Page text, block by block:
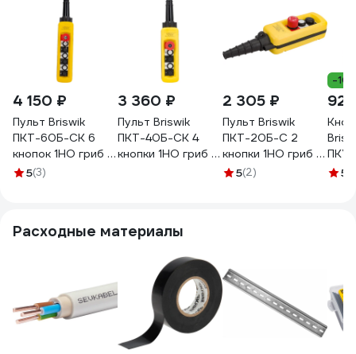
4 150 ₽
Пульт Briswik
ПКТ-60Б-CК 6
кнопок 1НО гриб с
фиксацией и
5(3)
3 360 ₽
Пульт Briswik
ПКТ-40Б-CК 4
кнопки 1НО гриб с
2 305 ₽
Пульт Briswik
ПКТ-20Б-С 2
кнопки 1НО гриб с
фиксацией 1НЗ
5(2)
-
Ф01
5
Расходные материалы